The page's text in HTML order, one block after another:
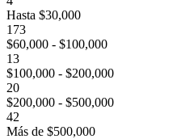
Hasta $30,000
173
$60,000 - $100,000
13
$100,000 - $200,000
20
$200,000 - $500,000
42
Más de $500,000